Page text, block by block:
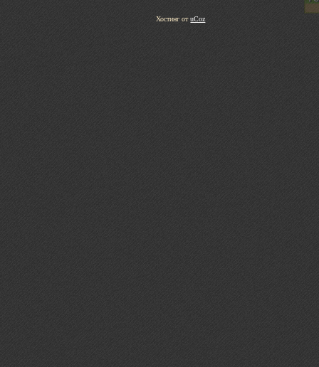
Хостинг отuCoz